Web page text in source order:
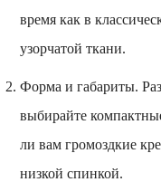
время как в
узорчатой ткани.
Форма и габариты.
выбирайте
ли вам громоздкие
низкой спинкой.